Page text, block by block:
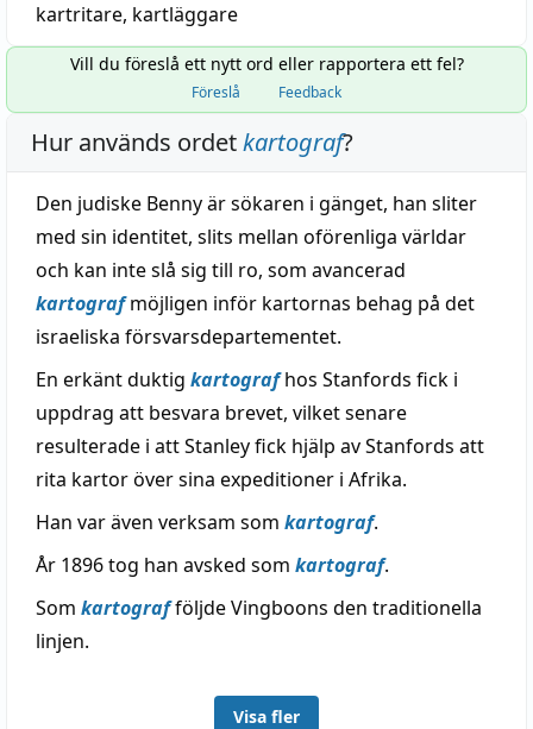
kartritare, kartläggare
Vill du föreslå ett nytt ord eller rapportera ett fel?
Föreslå Feedback
Hur används ordetkartograf?
Den judiske Benny är sökaren i gänget, han sliter
med sin identitet, slits mellan oförenliga världar
och kan inte slå sig till ro, som avancerad
kartografmöjligen inför kartornas behag på det
israeliska försvarsdepartementet.
En erkänt duktig kartografhos Stanfords fick i
uppdrag att besvara brevet, vilket senare
resulterade i att Stanley fick hjälp av Stanfords att
rita kartor över sina expeditioner i Afrika.
Han var även verksam som kartograf.
År 1896 tog han avsked som kartograf.
Som kartografföljde Vingboons den traditionella
linjen.
Visa fler